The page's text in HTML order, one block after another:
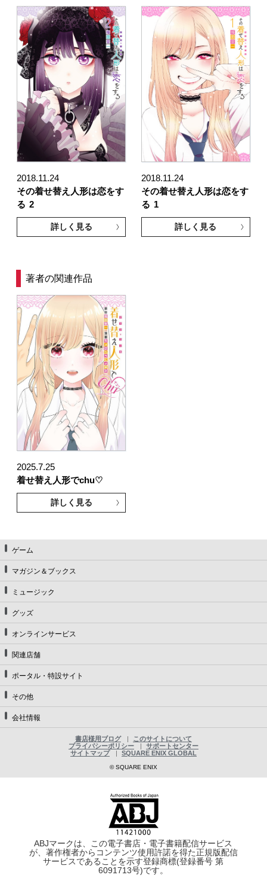
2018.11.24
その着せ替え人形は恋をす
る 2
詳しく見る
2018.11.24
その着せ替え人形は恋をす
る 1
詳しく見る
著者の関連作品
2025.7.25
着せ替え人形でchu♡
詳しく見る
ゲーム
マガジン＆ブックス
ミュージック
グッズ
オンラインサービス
関連店舗
ポータル・特設サイト
その他
会社情報
書店様用ブログ
このサイトについて
プライバシーポリシー
サポートセンター
サイトマップ
SQUARE ENIX GLOBAL
© SQUARE ENIX
ABJマークは、この電子書店・電子書籍配信サービス
が、著作権者からコンテンツ使用許諾を得た正規版配信
サービスであることを示す登録商標(登録番号 第
6091713号)です。